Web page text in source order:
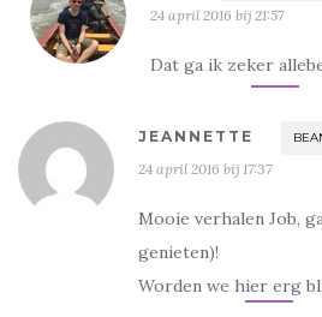
24 april 2016 bij 21:57
Dat ga ik zeker
JEANNETTE
24 april 2016 bij 17:37
Mooie verhalen Job,
genieten)!
Worden we hier erg